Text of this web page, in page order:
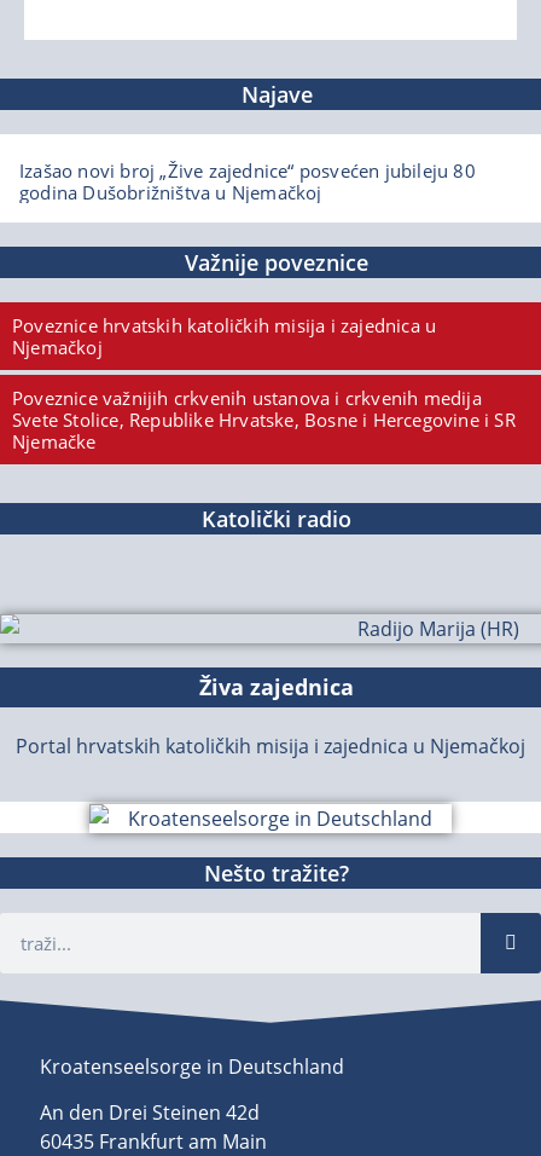
Najave
Izašao novi broj „Žive zajednice“ posvećen jubileju 80
godina Dušobrižništva u Njemačkoj
Važnije poveznice
Poveznice hrvatskih katoličkih misija i zajednica u
Njemačkoj
Poveznice važnijih crkvenih ustanova i crkvenih medija
Svete Stolice, Republike Hrvatske, Bosne i Hercegovine i SR
Njemačke
Katolički radio
Živa zajednica
Portal hrvatskih katoličkih misija i zajednica u Njemačkoj
Nešto tražite?
Kroatenseelsorge in Deutschland
An den Drei Steinen 42d
60435 Frankfurt am Main